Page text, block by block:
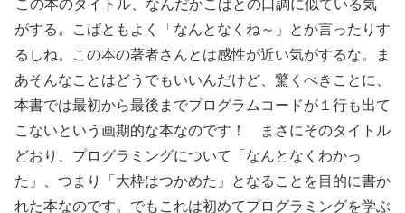
この本のタイトル、なんだかこばとの口調に似ている気
がする。こばともよく「なんとなくね～」とか言ったりす
るしね。この本の著者さんとは感性が近い気がするな。ま
あそんなことはどうでもいいんだけど、驚くべきことに、
本書では最初から最後までプログラムコードが１行も出て
こないという画期的な本なのです！ まさにそのタイトル
どおり、プログラミングについて「なんとなくわかっ
た」、つまり「大枠はつかめた」となることを目的に書か
れた本なのです。でもこれは初めてプログラミングを学ぶ